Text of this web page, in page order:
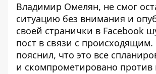
Владимир Омелян, не смог
ситуацию без внимания и
своей странички в Facebook
пост в связи с
пояснил, что это все
и скомпрометировано против